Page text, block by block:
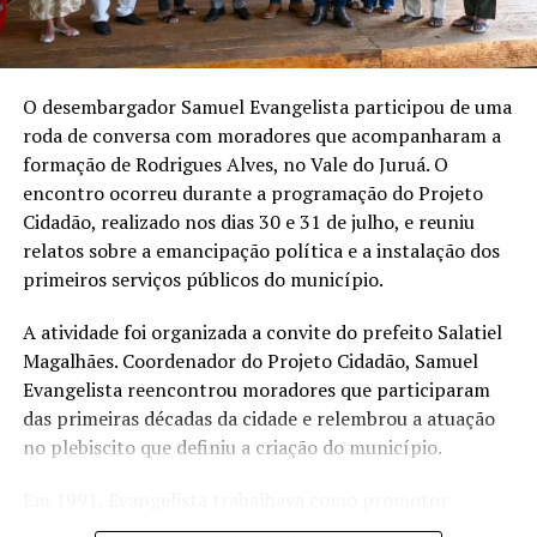
Fotos: TJAC
Compartilhe isso:
X Facebook
WhatsApp LinkedIn
Telegram
Relacionado
O desembargador Samuel Evangelista participou de uma
roda de conversa com moradores que acompanharam a
formação de Rodrigues Alves, no Vale do Juruá. O
encontro ocorreu durante a programação do Projeto
Cidadão, realizado nos dias 30 e 31 de julho, e reuniu
relatos sobre a emancipação política e a instalação dos
primeiros serviços públicos do município.
A atividade foi organizada a convite do prefeito Salatiel
Magalhães. Coordenador do Projeto Cidadão, Samuel
Evangelista reencontrou moradores que participaram
das primeiras décadas da cidade e relembrou a atuação
no plebiscito que definiu a criação do município.
eleitoral e participou da consulta popular sobre a